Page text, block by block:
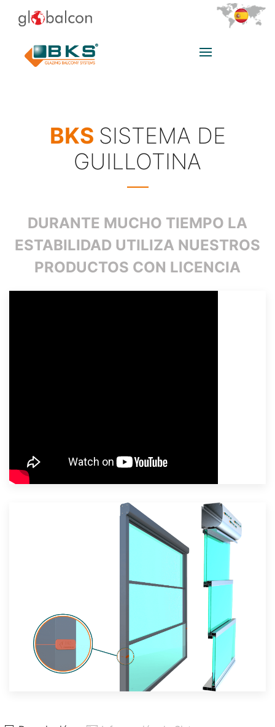
BKS SISTEMA DE
GUILLOTINA
DURANTE MUCHO TIEMPO LA
ESTABILIDAD UTILIZA NUESTROS
PRODUCTOS CON LICENCIA